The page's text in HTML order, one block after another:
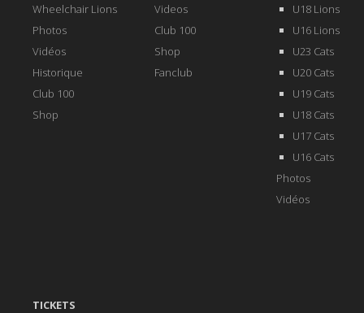
Wheelchair Lions
Photos
Vidéos
Historique
Club 100
Shop
Videos
Club 100
Shop
Fanclub
U18 Lions
U16 Lions
U23 Cats
U20 Cats
U19 Cats
U18 Cats
U17 Cats
U16 Cats
Photos
Vidéos
TICKETS